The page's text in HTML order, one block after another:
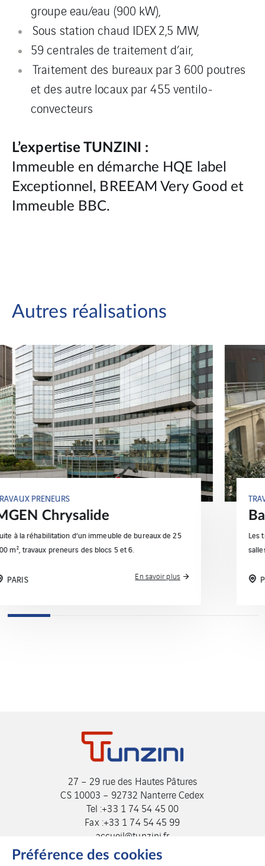
groupe eau/eau (900 kW),
Sous station chaud IDEX 2,5 MW,
59 centrales de traitement d’air,
Traitement des bureaux par 3 600 poutres
et des autre locaux par 455 ventilo-
convecteurs
L’expertise TUNZINI :
Immeuble en démarche HQE label
Exceptionnel, BREEAM Very Good et
Immeuble BBC.
Autres réalisations
TRAVAUX PRENEURS
Baron Neuflize
Les travaux consistent en l’aménagement des niveaux,
salles informatiques et salle des arts/des coffres.
En savoir plus
27 – 29 rue des Hautes Pâtures
CS 10003 – 92732 Nanterre Cedex
Tel :+33 1 74 54 45 00
Fax :+33 1 74 54 45 99
accueil@tunzini.fr
Préférence des cookies